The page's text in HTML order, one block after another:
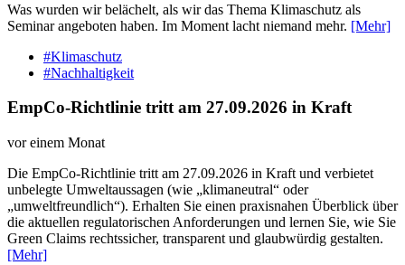
Was wurden wir belächelt, als wir das Thema Klimaschutz als
Seminar angeboten haben. Im Moment lacht niemand mehr. [Mehr]
#Klimaschutz
#Nachhaltigkeit
EmpCo-Richtlinie tritt am 27.09.2026 in Kraft
vor einem Monat
Die EmpCo-Richtlinie tritt am 27.09.2026 in Kraft und verbietet
unbelegte Umweltaussagen (wie „klimaneutral“ oder
„umweltfreundlich“). Erhalten Sie einen praxisnahen Überblick über
die aktuellen regulatorischen Anforderungen und lernen Sie, wie Sie
Green Claims rechtssicher, transparent und glaubwürdig gestalten.
[Mehr]